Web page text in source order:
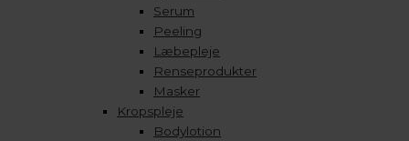
Serum
Peeling
Læbepleje
Renseprodukter
Masker
Kropspleje
Bodylotion